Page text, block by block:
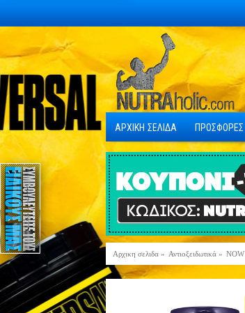
ΑΡΧΙΚΗ ΣΕΛΙΔΑ ΠΡΟΣΦΟΡΕΣ
Αρχικη σελιδα » Αντιοξειδωτικά » NOW